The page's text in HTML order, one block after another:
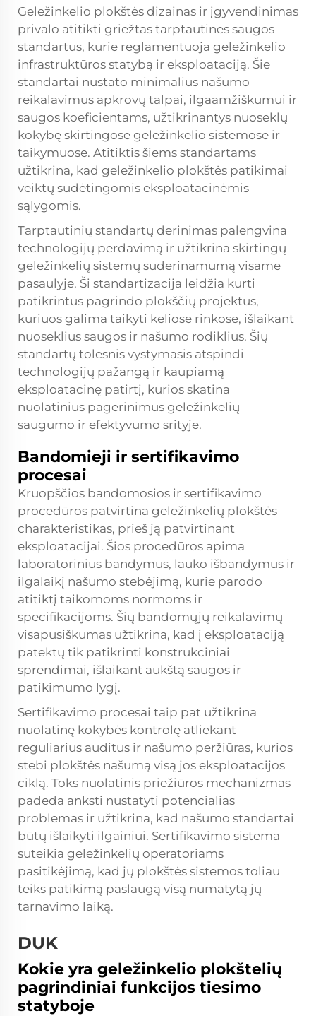
Geležinkelio plokštės dizainas ir įgyvendinimas
privalo atitikti griežtas tarptautines saugos
standartus, kurie reglamentuoja geležinkelio
infrastruktūros statybą ir eksploataciją. Šie
standartai nustato minimalius našumo
reikalavimus apkrovų talpai, ilgaamžiškumui ir
saugos koeficientams, užtikrinantys nuoseklų
kokybę skirtingose geležinkelio sistemose ir
taikymuose. Atitiktis šiems standartams
užtikrina, kad geležinkelio plokštės patikimai
veiktų sudėtingomis eksploatacinėmis
sąlygomis.
Tarptautinių standartų derinimas palengvina
technologijų perdavimą ir užtikrina skirtingų
geležinkelių sistemų suderinamumą visame
pasaulyje. Ši standartizacija leidžia kurti
patikrintus pagrindo plokščių projektus,
kuriuos galima taikyti keliose rinkose, išlaikant
nuoseklius saugos ir našumo rodiklius. Šių
standartų tolesnis vystymasis atspindi
technologijų pažangą ir kaupiamą
eksploatacinę patirtį, kurios skatina
nuolatinius pagerinimus geležinkelių
saugumo ir efektyvumo srityje.
Bandomieji ir sertifikavimo
procesai
Kruopščios bandomosios ir sertifikavimo
procedūros patvirtina geležinkelių plokštės
charakteristikas, prieš ją patvirtinant
eksploatacijai. Šios procedūros apima
laboratorinius bandymus, lauko išbandymus ir
ilgalaikį našumo stebėjimą, kurie parodo
atitiktį taikomoms normoms ir
specifikacijoms. Šių bandomųjų reikalavimų
visapusiškumas užtikrina, kad į eksploataciją
patektų tik patikrinti konstrukciniai
sprendimai, išlaikant aukštą saugos ir
patikimumo lygį.
Sertifikavimo procesai taip pat užtikrina
nuolatinę kokybės kontrolę atliekant
reguliarius auditus ir našumo peržiūras, kurios
stebi plokštės našumą visą jos eksploatacijos
ciklą. Toks nuolatinis priežiūros mechanizmas
padeda anksti nustatyti potencialias
problemas ir užtikrina, kad našumo standartai
būtų išlaikyti ilgainiui. Sertifikavimo sistema
suteikia geležinkelių operatoriams
pasitikėjimą, kad jų plokštės sistemos toliau
teiks patikimą paslaugą visą numatytą jų
tarnavimo laiką.
DUK
Kokie yra geležinkelio plokštelių
pagrindiniai funkcijos tiesimo
statyboje